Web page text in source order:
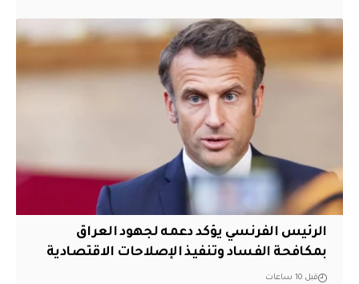
الرئيس الفرنسي يؤكد دعمه لجهود العراق
بمكافحة الفساد وتنفيذ الإصلاحات الاقتصادية
قبل 10 ساعات